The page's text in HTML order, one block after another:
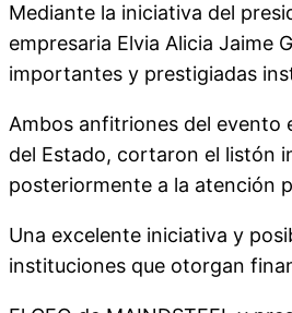
Mediante la iniciativa del
empresaria Elvia Alicia Jaime
importantes y prestigiadas
Ambos anfitriones del evento
del Estado, cortaron el listón
posteriormente a la atención
Una excelente iniciativa y
instituciones que otorgan